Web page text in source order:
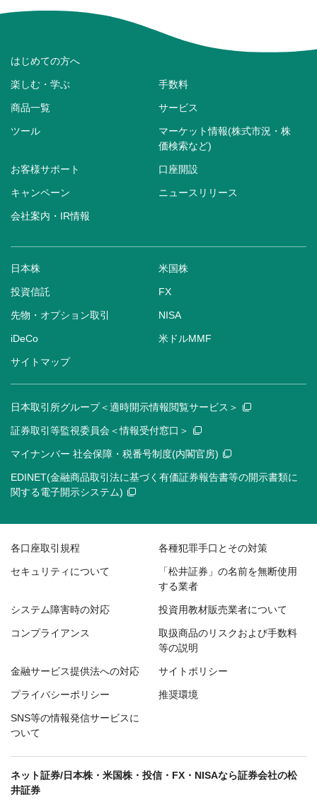
はじめての方へ
楽しむ・学ぶ 手数料
商品一覧 サービス
ツール
マーケット情報(株式市況・株
価検索など)
お客様サポート 口座開設
キャンペーン ニュースリリース
会社案内・IR情報
日本株 米国株
投資信託 FX
先物・オプション取引 NISA
iDeCo 米ドルMMF
サイトマップ
日本取引所グループ＜適時開示情報閲覧サービス＞
証券取引等監視委員会＜情報受付窓口＞
マイナンバー 社会保障・税番号制度(内閣官房)
EDINET(金融商品取引法に基づく有価証券報告書等の開示書類に
関する電子開示システム)
各口座取引規程 各種犯罪手口とその対策
セキュリティについて
「松井証券」の名前を無断使用
する業者
システム障害時の対応 投資用教材販売業者について
コンプライアンス
取扱商品のリスクおよび手数料
等の説明
金融サービス提供法への対応 サイトポリシー
プライバシーポリシー 推奨環境
SNS等の情報発信サービスに
ついて
ネット証券/日本株・米国株・投信・FX・NISAなら証券会社の松
井証券